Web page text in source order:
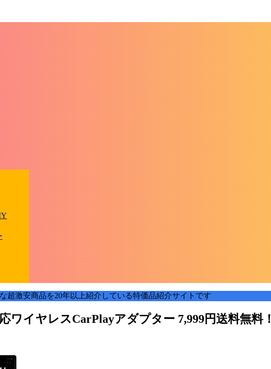
超激安商品を20年以上紹介している特価品紹介サイトです
ワイヤレスCarPlayアダプター 7,999円送料無料！